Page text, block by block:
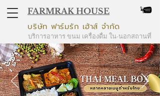
FARMRAK HOUSE
บริการอาหาร ขนม เครื่องดื่ม ใน-นอกสถานที่
บริษัท ฟาร์มรัก เฮ้าส์ จำกัด